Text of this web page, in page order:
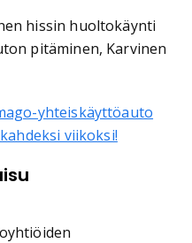
hissin huoltokäynti
pitäminen, Karvinen
yhteiskäyttöauto
viikoksi!